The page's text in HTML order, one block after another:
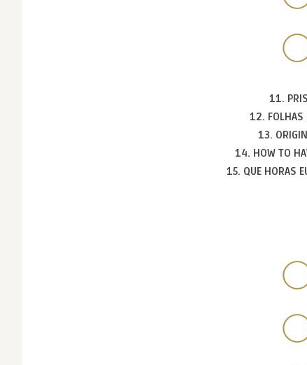
11.
12. FOLHAS
13. ORIGIN
14. HOW TO
15. QUE HORAS